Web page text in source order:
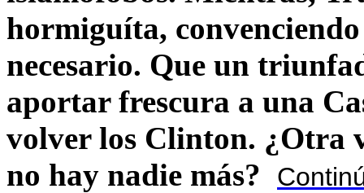
hormiguíta,
necesario. Que un
aportar frescura a una
volver los Clinton. ¿Otra
no hay nadie más?